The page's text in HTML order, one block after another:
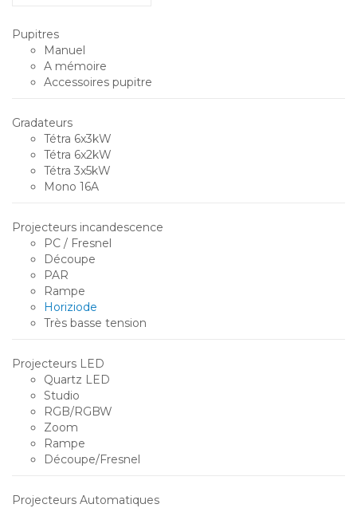
Pupitres
Manuel
A mémoire
Accessoires pupitre
Gradateurs
Tétra 6x3kW
Tétra 6x2kW
Tétra 3x5kW
Mono 16A
Projecteurs incandescence
PC / Fresnel
Découpe
PAR
Rampe
Horiziode
Très basse tension
Projecteurs LED
Quartz LED
Studio
RGB/RGBW
Zoom
Rampe
Découpe/Fresnel
Projecteurs Automatiques